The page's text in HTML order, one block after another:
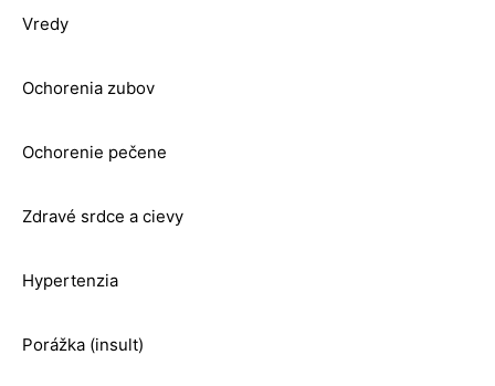
Vredy
Ochorenia zubov
Ochorenie pečene
Zdravé srdce a cievy
Hypertenzia
Porážka (insult)